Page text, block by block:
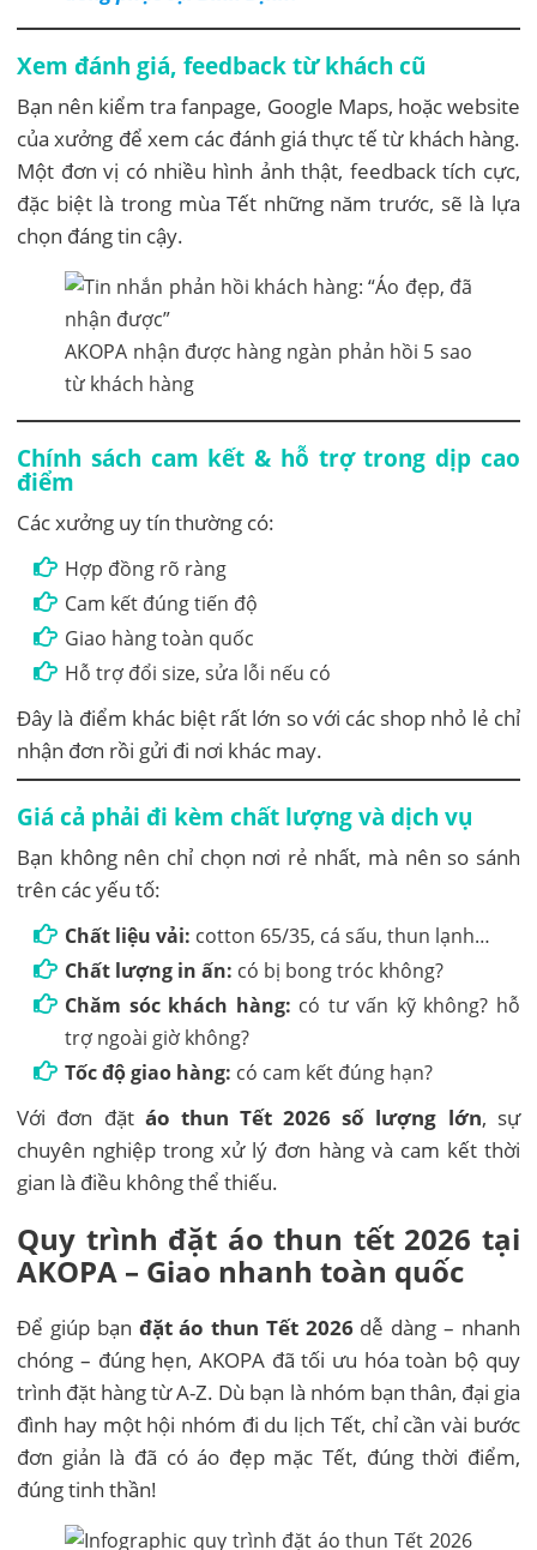
Xem đánh giá, feedback từ khách cũ
Bạn nên kiểm tra fanpage, Google Maps, hoặc website
của xưởng để xem các đánh giá thực tế từ khách hàng.
Một đơn vị có nhiều hình ảnh thật, feedback tích cực,
đặc biệt là trong mùa Tết những năm trước, sẽ là lựa
chọn đáng tin cậy.
AKOPA nhận được hàng ngàn phản hồi 5 sao
từ khách hàng
Chính sách cam kết & hỗ trợ trong dịp cao
điểm
Các xưởng uy tín thường có:
Hợp đồng rõ ràng
Cam kết đúng tiến độ
Giao hàng toàn quốc
Hỗ trợ đổi size, sửa lỗi nếu có
Đây là điểm khác biệt rất lớn so với các shop nhỏ lẻ chỉ
nhận đơn rồi gửi đi nơi khác may.
Giá cả phải đi kèm chất lượng và dịch vụ
Bạn không nên chỉ chọn nơi rẻ nhất, mà nên so sánh
trên các yếu tố:
Chất liệu vải: cotton 65/35, cá sấu, thun lạnh…
Chất lượng in ấn: có bị bong tróc không?
Chăm sóc khách hàng: có tư vấn kỹ không? hỗ
trợ ngoài giờ không?
Tốc độ giao hàng: có cam kết đúng hạn?
Với đơn đặt áo thun Tết 2026 số lượng lớn, sự
chuyên nghiệp trong xử lý đơn hàng và cam kết thời
gian là điều không thể thiếu.
Quy trình đặt áo thun tết 2026 tại
AKOPA – Giao nhanh toàn quốc
Để giúp bạn đặt áo thun Tết 2026dễ dàng – nhanh
chóng – đúng hẹn, AKOPA đã tối ưu hóa toàn bộ quy
trình đặt hàng từ A-Z. Dù bạn là nhóm bạn thân, đại gia
đình hay một hội nhóm đi du lịch Tết, chỉ cần vài bước
đơn giản là đã có áo đẹp mặc Tết, đúng thời điểm,
đúng tinh thần!